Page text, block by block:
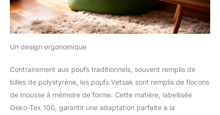
Un design ergonomique
Contrairement aux poufs traditionnels, souvent remplis de
billes de polystyrène, les poufs Vetsak sont remplis de flocons
de mousse à mémoire de forme. Cette matière, labellisée
Oeko-Tex 100, garantit une adaptation parfaite à la